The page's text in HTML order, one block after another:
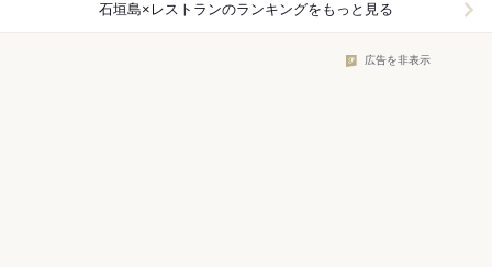
石垣島×レストランのランキングをもっと見る
広告を非表示